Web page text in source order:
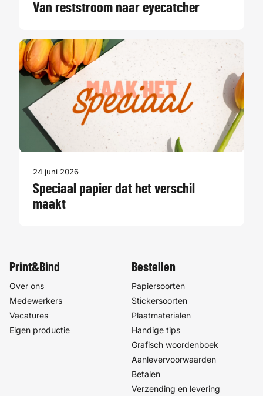
Van reststroom naar eyecatcher
24 juni 2026
Speciaal papier dat het verschil
maakt
Print&Bind
Over ons
Medewerkers
Vacatures
Eigen productie
Bestellen
Papiersoorten
Stickersoorten
Plaatmaterialen
Handige tips
Grafisch woordenboek
Aanlevervoorwaarden
Betalen
Verzending en levering